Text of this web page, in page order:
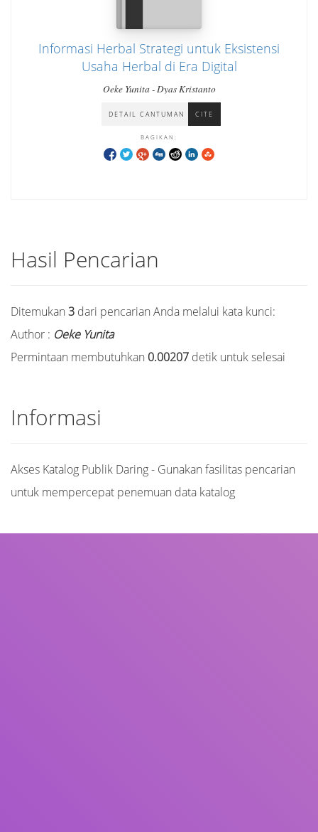
Informasi Herbal Strategi untuk Eksistensi
Usaha Herbal di Era Digital
Oeke Yunita - Dyas Kristanto
DETAIL CANTUMAN CITE
BAGIKAN:
Hasil Pencarian
Ditemukan 3 dari pencarian Anda melalui kata kunci:
Author : Oeke Yunita
Permintaan membutuhkan 0.00207 detik untuk selesai
Informasi
Akses Katalog Publik Daring - Gunakan fasilitas pencarian
untuk mempercepat penemuan data katalog